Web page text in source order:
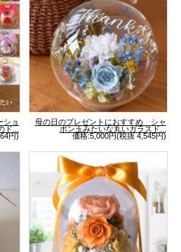
ショ
ド...
円)
母の日のプレゼントにおすすめ シャ
ボン玉みたいな丸いガラスド...
価格:5,000円(税抜 4,545円)